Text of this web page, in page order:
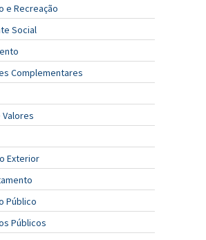
e Recreação
Social
Complementares
Exterior
Público
Públicos